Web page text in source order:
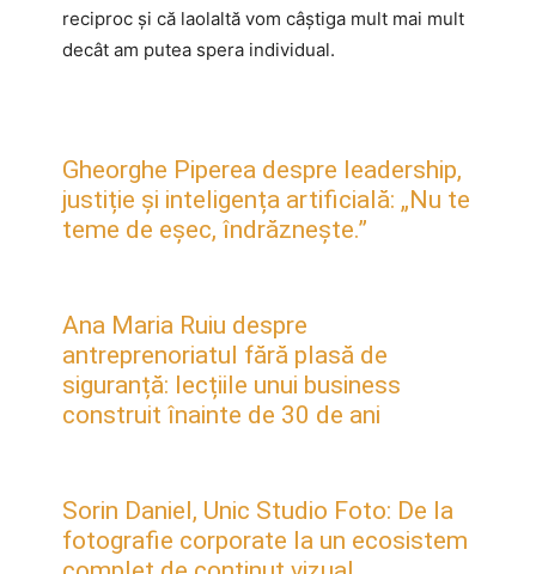
reciproc și că laolaltă vom câștiga mult mai mult
decât am putea spera individual.
Gheorghe Piperea despre leadership,
justiție și inteligența artificială: „Nu te
teme de eșec, îndrăznește.”
Ana Maria Ruiu despre
antreprenoriatul fără plasă de
siguranță: lecțiile unui business
construit înainte de 30 de ani
Sorin Daniel, Unic Studio Foto: De la
fotografie corporate la un ecosistem